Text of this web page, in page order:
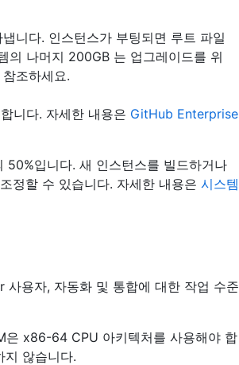
니다. 인스턴스가 부팅되면 루트 파일
의 나머지 200GB 는 업그레이드를 위
조하세요.
니다. 자세한 내용은 GitHub Enterprise
입니다. 새 인스턴스를 빌드하거나
정할 수 있습니다. 자세한 내용은 시스템
용자, 자동화 및 통합에 대한 작업 수준
x86-64 CPU 아키텍처를 사용해야 합
않습니다.